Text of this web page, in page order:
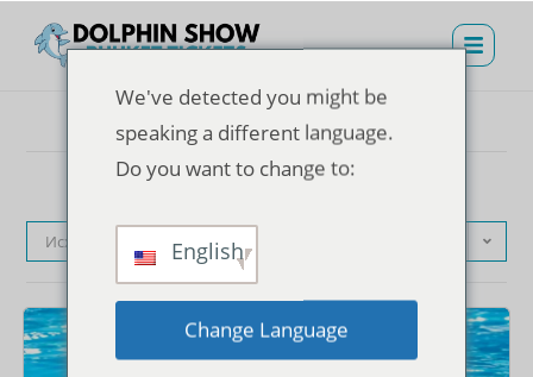
Исходная сортировка
We've detected you might be
speaking a different language.
Do you want to change to:
English
Change Language